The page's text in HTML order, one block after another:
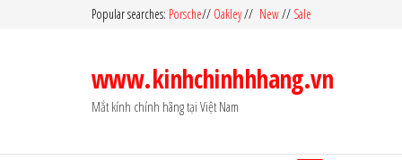
Popular searches: Porsche// Oakley// New// Sale
www.kinhchinhhhang.vn
Mắt kính chính hãng tại Việt Nam